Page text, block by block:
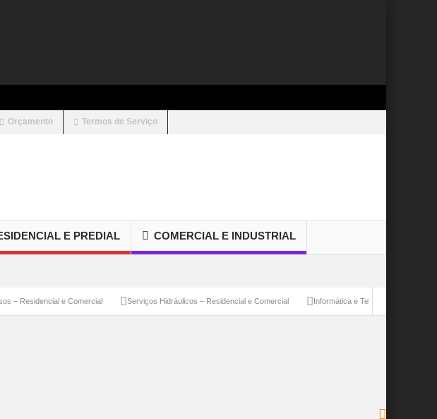
Orçamento Termos de Serviço
E PREDIAL COMERCIAL E INDUSTRIAL
e Comercial Serviços Hidráulicos – Residencial e Comercial Informática e Telecomunicações